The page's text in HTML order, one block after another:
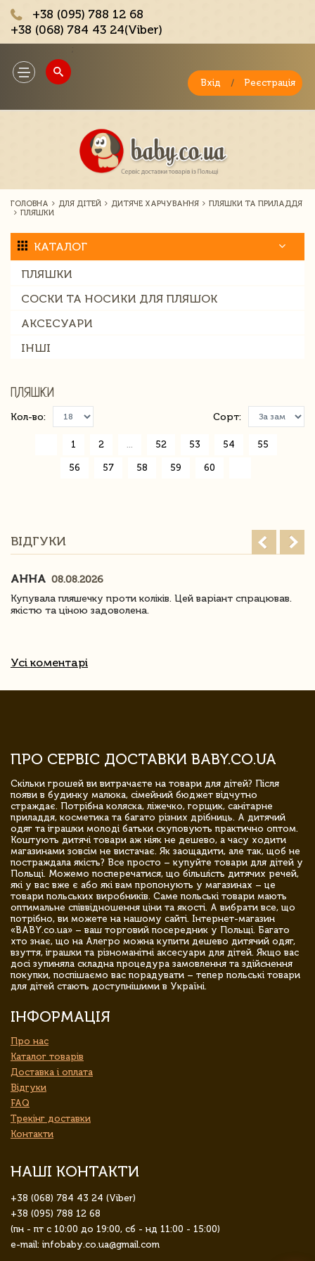
+38 (095) 788 12 68
+38 (068) 784 43 24(Viber)
Toggle
navigation
Вхід / Реєстрація
ГОЛОВНА ДЛЯ ДІТЕЙ ДИТЯЧЕ ХАРЧУВАННЯ
ПЛЯШКИ ТА ПРИЛАДДЯ
ПЛЯШКИ
КАТАЛОГ
ПЛЯШКИ
СОСКИ ТА НОСИКИ ДЛЯ ПЛЯШОК
АКСЕСУАРИ
ІНШІ
ПЛЯШКИ
Кол-во: Сорт:
1 2 52 53 54 55
56 57 58 59 60
ВІДГУКИ
АННА 08.08.2026
Купувала пляшечку проти коліків. Цей варіант спрацював.
якістю та ціною задоволена.
Усі коментарі
ПРО СЕРВІС ДОСТАВКИ BABY.CO.UA
Скільки грошей ви витрачаєте на товари для дітей? Після
появи в будинку малюка, сімейний бюджет відчутно
страждає. Потрібна коляска, ліжечко, горщик, санітарне
приладдя, косметика та багато різних дрібниць. А дитячий
одяг та іграшки молоді батьки скуповують практично оптом.
Коштують дитячі товари аж ніяк не дешево, а часу ходити
магазинами зовсім не вистачає. Як заощадити, але так, щоб не
постраждала якість? Все просто – купуйте товари для дітей у
Польщі. Можемо посперечатися, що більшість дитячих речей,
які у вас вже є або які вам пропонують у магазинах – це
товари польських виробників. Саме польські товари мають
оптимальне співвідношення ціни та якості. А вибрати все, що
потрібно, ви можете на нашому сайті. Інтернет-магазин
«BABY.co.ua» – ваш торговий посередник у Польщі. Багато
хто знає, що на Алегро можна купити дешево дитячий одяг,
взуття, іграшки та різноманітні аксесуари для дітей. Якщо вас
досі зупиняла складна процедура замовлення та здійснення
покупки, поспішаємо вас порадувати – тепер польські товари
для дітей стають доступнішими в Україні.
ІНФОРМАЦІЯ
Про нас
Каталог товарів
Доставка і оплата
Відгуки
FAQ
Трекінг доставки
Контакти
НАШІ КОНТАКТИ
+38 (068) 784 43 24 (Viber)
+38 (095) 788 12 68
(пн - пт с 10:00 до 19:00, сб - нд 11:00 - 15:00)
e-mail: infobaby.co.ua@gmail.com